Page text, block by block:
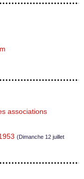
associations
(Dimanche 12 juillet